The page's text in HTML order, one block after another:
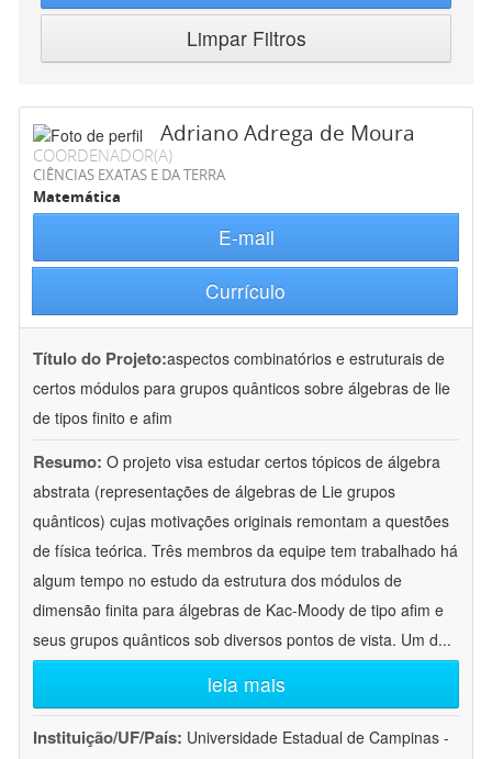
Limpar Filtros
Adriano Adrega de Moura
COORDENADOR(A)
CIÊNCIAS EXATAS E DA TERRA
Matemática
E-mail
Currículo
Título do Projeto:aspectos combinatórios e estruturais de
certos módulos para grupos quânticos sobre álgebras de lie
de tipos finito e afim
Resumo: O projeto visa estudar certos tópicos de álgebra
abstrata (representações de álgebras de Lie grupos
quânticos) cujas motivações originais remontam a questões
de física teórica. Três membros da equipe tem trabalhado há
algum tempo no estudo da estrutura dos módulos de
dimensão finita para álgebras de Kac-Moody de tipo afim e
seus grupos quânticos sob diversos pontos de vista. Um d...
leia mais
Instituição/UF/País: Universidade Estadual de Campinas -